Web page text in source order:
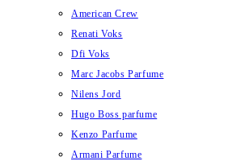
American Crew
Renati Voks
Dfi Voks
Marc Jacobs Parfume
Nilens Jord
Hugo Boss parfume
Kenzo Parfume
Armani Parfume